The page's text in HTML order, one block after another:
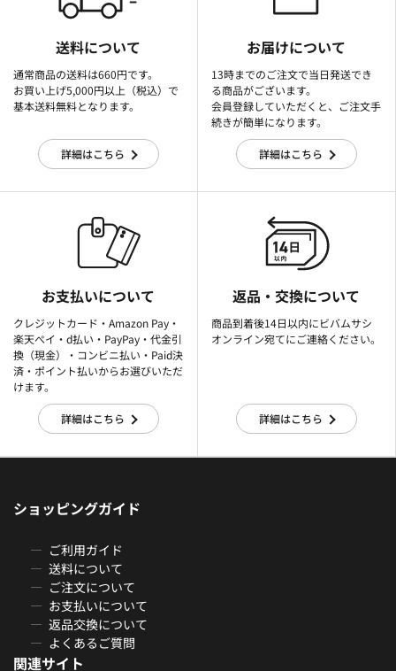
送料について
通常商品の送料は660円です。
お買い上げ5,000円以上（税込）で
基本送料無料となります。
詳細はこちら
お届けについて
13時までのご注文で当日発送でき
る商品がございます。
会員登録していただくと、ご注文手
続きが簡単になります。
詳細はこちら
お支払いについて
クレジットカード・Amazon Pay・
楽天ぺイ・d払い・PayPay・代金引
換（現金）・コンビニ払い・Paid決
済・ポイント払いからお選びいただ
けます。
詳細はこちら
返品・交換について
商品到着後14日以内にビバムサシ
オンライン宛てにご連絡ください。
詳細はこちら
ショッピングガイド
ご利用ガイド
送料について
ご注文について
お支払いについて
返品交換について
よくあるご質問
関連サイト